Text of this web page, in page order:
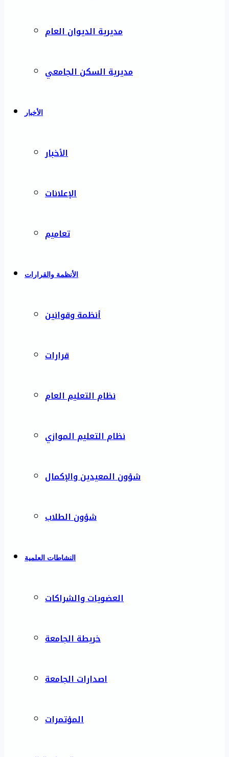
مديرية الديوان العام
مديرية السكن الجامعي
الأخبار
الأخبار
الإعلانات
تعاميم
الأنظمة والقرارات
أنظمة وقوانين
قرارات
نظام التعليم العام
نظام التعليم الموازي
شؤون المعيدين والإكمال
شؤون الطلاب
النشاطات العلمية
العضويات والشراكات
خريطة الجامعة
اصدارات الجامعة
المؤتمرات